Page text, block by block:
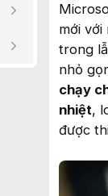
mới
trong
nhỏ
chạy
nhiệt,
được